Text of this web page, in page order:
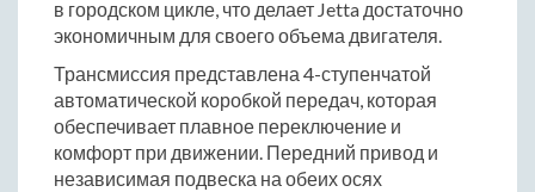
в городском цикле, что делает Jetta достаточно
экономичным для своего объема двигателя.
Трансмиссия представлена 4-ступенчатой
автоматической коробкой передач, которая
обеспечивает плавное переключение и
комфорт при движении. Передний привод и
независимая подвеска на обеих осях